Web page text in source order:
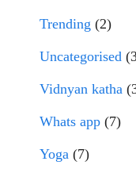
Trending (2)
Uncategorised
Vidnyan katha
Whats app (7)
Yoga (7)